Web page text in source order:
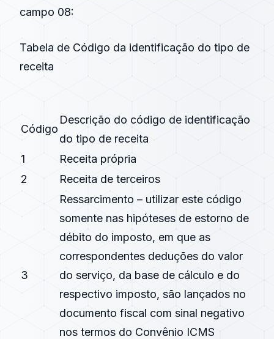
campo 08:
Tabela de Código da identificação do tipo de
receita
Código
Descrição do código de identificação
do tipo de receita
1
Receita própria
2
Receita de terceiros
3
Ressarcimento – utilizar este código
somente nas hipóteses de estorno de
débito do imposto, em que as
correspondentes deduções do valor
do serviço, da base de cálculo e do
respectivo imposto, são lançados no
documento fiscal com sinal negativo
nos termos do Convênio ICMS